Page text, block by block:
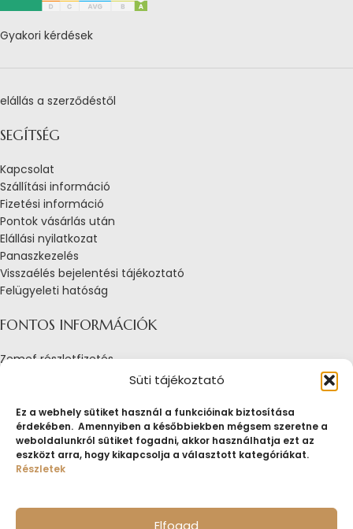
Süti tájékoztató
Ez a webhely sütiket használ a funkcióinak biztosítása
érdekében. Amennyiben a későbbiekben mégsem szeretne a
weboldalunkról sütiket fogadni, akkor használhatja ezt az
eszközt arra, hogy kikapcsolja a választott kategóriákat.
Részletek
Elfogad
Gyakori kérdések
elállás a szerződéstől
SEGÍTSÉG
Kapcsolat
Szállítási információ
Fizetési információ
Pontok vásárlás után
Elállási nyilatkozat
Panaszkezelés
Visszaélés bejelentési tájékoztató
Felügyeleti hatóság
FONTOS INFORMÁCIÓK
Zemef részletfizetés
Adatkezelési tájékoztató
Tájékoztató sütik alkalmazásáról
Fogyasztóvédelmi tájékoztató
Jogi nyilatkozat
Impresszum